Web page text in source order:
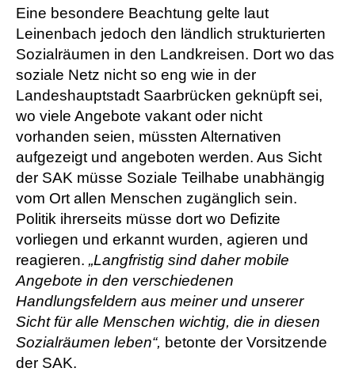
Eine besondere Beachtung gelte laut
Leinenbach jedoch den ländlich strukturierten
Sozialräumen in den Landkreisen. Dort wo das
soziale Netz nicht so eng wie in der
Landeshauptstadt Saarbrücken geknüpft sei,
wo viele Angebote vakant oder nicht
vorhanden seien, müssten Alternativen
aufgezeigt und angeboten werden. Aus Sicht
der SAK müsse Soziale Teilhabe unabhängig
vom Ort allen Menschen zugänglich sein.
Politik ihrerseits müsse dort wo Defizite
vorliegen und erkannt wurden, agieren und
reagieren. „Langfristig sind daher mobile
Angebote in den verschiedenen
Handlungsfeldern aus meiner und unserer
Sicht für alle Menschen wichtig, die in diesen
Sozialräumen leben“, betonte der Vorsitzende
der SAK.